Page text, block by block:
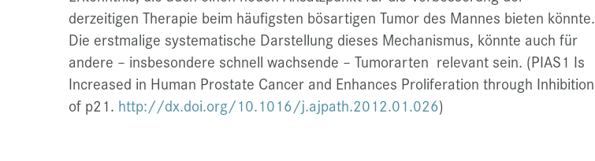
derzeitigen Therapie beim häufigsten bösartigen Tumor des Mannes bieten könnte.
Die erstmalige systematische Darstellung dieses Mechanismus, könnte auch für
andere – insbesondere schnell wachsende – Tumorarten relevant sein. (PIAS1 Is
Increased in Human Prostate Cancer and Enhances Proliferation through Inhibition
of p21. http://dx.doi.org/10.1016/j.ajpath.2012.01.026)